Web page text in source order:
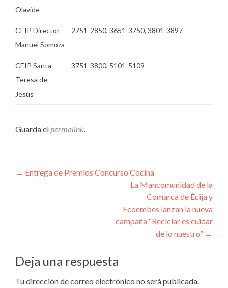
Olavide
CEIP Director
Manuel Somoza
2751-2850, 3651-3750, 3801-3897
CEIP Santa
Teresa de
Jesús
3751-3800, 5101-5109
Guarda elpermalink.
Navegación
← Entrega de Premios Concurso Cocina
La Mancomunidad de la
Comarca de Écija y
Ecoembes lanzan la nueva
campaña “Reciclar es cuidar
de lo nuestro” →
Deja una respuesta
Tu dirección de correo electrónico no será publicada.